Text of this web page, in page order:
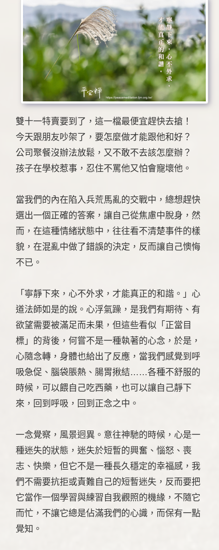
雙十一特賣要到了，這一檔最便宜趕快去搶！
今天跟朋友吵架了，要怎麼做才能跟他和好？
公司聚餐沒辦法放鬆，又不敢不去該怎麼辦？
孩子在學校惹事，忍住不罵他又怕會寵壞他。
當我們的內在陷入兵荒馬亂的交戰中，總想趕快
選出一個正確的答案，讓自己從焦慮中脫身，然
而，在這種情緒狀態中，往往看不清楚事件的樣
貌，在混亂中做了錯誤的決定，反而讓自己懊悔
不已。
「寧靜下來，心不外求，才能真正的和諧。」心
道法師如是的說。心浮氣躁，是我們有期待、有
欲望需要被滿足而未果，但這些看似「正當目
標」的背後，何嘗不是一種執著的心念，於是，
心隨念轉，身體也給出了反應，當我們感覺到呼
吸急促、腦袋脹熱、腸胃揪結……各種不舒服的
時候，可以餵自己吃西藥，也可以讓自己靜下
來，回到呼吸，回到正念之中。
一念覺察，風景迥異。意往神馳的時候，心是一
種迷失的狀態，迷失於短暫的興奮、惱怒、喪
志、快樂，但它不是一種長久穩定的幸福感，我
們不需要抗拒或責難自己的短暫迷失，反而要把
它當作一個學習與練習自我觀照的機緣，不隨它
而忙，不讓它總是佔滿我們的心識，而保有一點
覺知。